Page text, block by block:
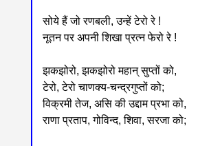
सोये हैं जो रणबली, उन्हें टेरो रे !
नूतन पर अपनी शिखा प्रत्न फेरो रे !
झकझोरो, झकझोरो महान् सुप्तों को,
टेरो, टेरो चाणक्य-चन्द्रगुप्तों को;
विक्रमी तेज, असि की उद्दाम प्रभा को,
राणा प्रताप, गोविन्द, शिवा, सरजा को;